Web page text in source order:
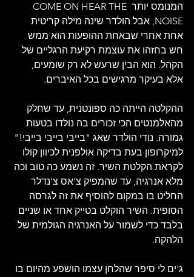
המנומס יותר COME ON HEAR THE
NOISE, אבל הולדר שינה מילה קריטית
אחת אחרי שבאחת ההופעות הוא ממש
חש בחזהו את עוצמת רקיעת הרגליים של
הקהל. הוא הבין שרעש לא רק שומעים,
אלא בעיקר מרגישים בכל האיברים.
ההקלטה הייתה כה ספונטנית, עד שחלק
מהאלמנטים הכי זכורים בה נולדו בטעות
גמורה. נודי הולדר שאג "בייבי בייבי בייבי!"
למיקרופון בעת בדיקה אולפנית לכיוון קולו
לקראת הקלטת השיר. זה נשמע כה טוב וכה
מלא אנרגיה, עד שהמפיק צ'אס צ'נדלר
החליט בו במקום להוסיף את זה לגרסה
הסופית. השיר הוקלט בטייק אחד או שניים
בלבד כדי לשמור על האנרגיה הגולמית של
הלהקה.
ג'ים לי סיפר שהלחן עצמו הושפע מהיום בו